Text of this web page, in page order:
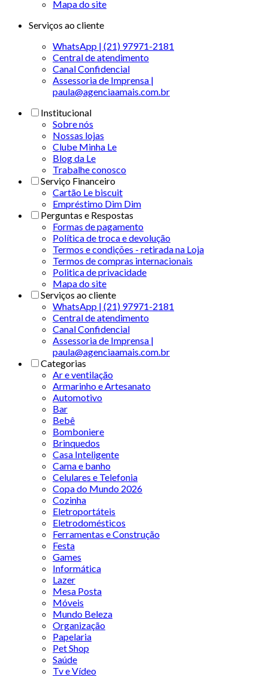
Mapa do site
Serviços ao cliente
WhatsApp | (21) 97971-2181
Central de atendimento
Canal Confidencial
Assessoria de Imprensa |
paula@agenciaamais.com.br
Institucional
Sobre nós
Nossas lojas
Clube Minha Le
Blog da Le
Trabalhe conosco
Serviço Financeiro
Cartão Le biscuit
Empréstimo Dim Dim
Perguntas e Respostas
Formas de pagamento
Política de troca e devolução
Termos e condições - retirada na Loja
Termos de compras internacionais
Politica de privacidade
Mapa do site
Serviços ao cliente
WhatsApp | (21) 97971-2181
Central de atendimento
Canal Confidencial
Assessoria de Imprensa |
paula@agenciaamais.com.br
Categorias
Ar e ventilação
Armarinho e Artesanato
Automotivo
Bar
Bebê
Bomboniere
Brinquedos
Casa Inteligente
Cama e banho
Celulares e Telefonia
Copa do Mundo 2026
Cozinha
Eletroportáteis
Eletrodomésticos
Ferramentas e Construção
Festa
Games
Informática
Lazer
Mesa Posta
Móveis
Mundo Beleza
Organização
Papelaria
Pet Shop
Saúde
Tv e Vídeo